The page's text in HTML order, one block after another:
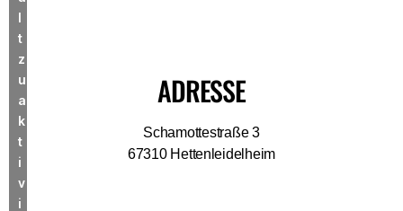
l
t
z
u
a
k
t
i
v
i
ADRESSE
Schamottestraße 3
67310 Hettenleidelheim